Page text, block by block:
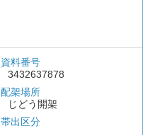
資料番号
3432637878
配架場所
じどう開架
帯出区分